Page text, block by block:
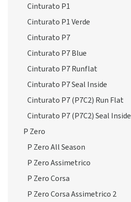
Cinturato P1
Cinturato P1 Verde
Cinturato P7
Cinturato P7 Blue
Cinturato P7 Runflat
Cinturato P7 Seal Inside
Cinturato P7 (P7C2) Run Flat
Cinturato P7 (P7C2) Seal Inside
P Zero
P Zero All Season
P Zero Assimetrico
P Zero Corsa
P Zero Corsa Assimetrico 2